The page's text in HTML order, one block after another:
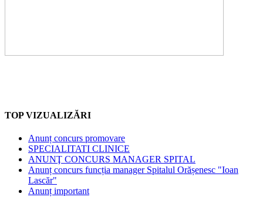
TOP VIZUALIZĂRI
Anunț concurs promovare
SPECIALITATI CLINICE
ANUNŢ CONCURS MANAGER SPITAL
Anunț concurs funcția manager Spitalul Orășenesc "Ioan
Lascăr"
Anunț important